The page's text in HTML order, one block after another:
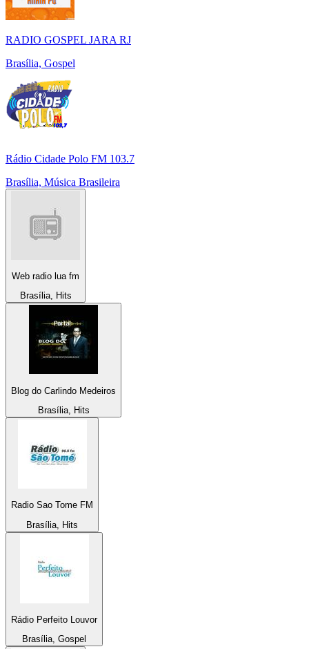
RADIO GOSPEL JARA RJ
Brasília, Gospel
Rádio Cidade Polo FM 103.7
Brasília, Música Brasileira
Web radio lua fm
Brasília, Hits
Blog do Carlindo Medeiros
Brasília, Hits
Radio Sao Tome FM
Brasília, Hits
Rádio Perfeito Louvor
Brasília, Gospel